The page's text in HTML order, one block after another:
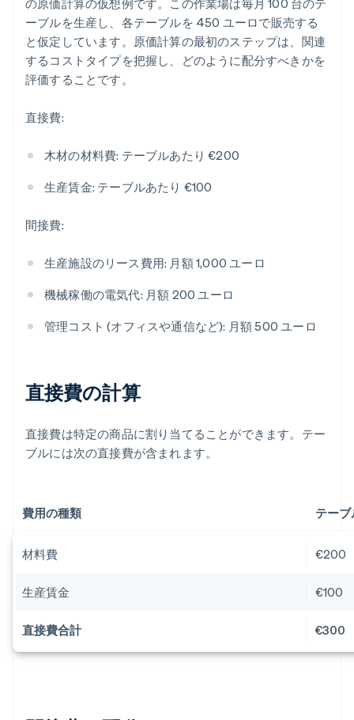
の原価計算の仮想例です。この作業場は毎月 100 台のテ
ーブルを生産し、各テーブルを 450 ユーロで販売する
と仮定しています。原価計算の最初のステップは、関連
するコストタイプを把握し、どのように配分すべきかを
評価することです。
直接費:
木材の材料費: テーブルあたり €200
生産賃金: テーブルあたり €100
間接費:
生産施設のリース費用: 月額 1,000 ユーロ
機械稼働の電気代: 月額 200 ユーロ
管理コスト (オフィスや通信など): 月額 500 ユーロ
直接費の計算
直接費は特定の商品に割り当てることができます。テー
ブルには次の直接費が含まれます。
費用の種類 テー
材料費 €200
生産賃金 €100
直接費合計 €300